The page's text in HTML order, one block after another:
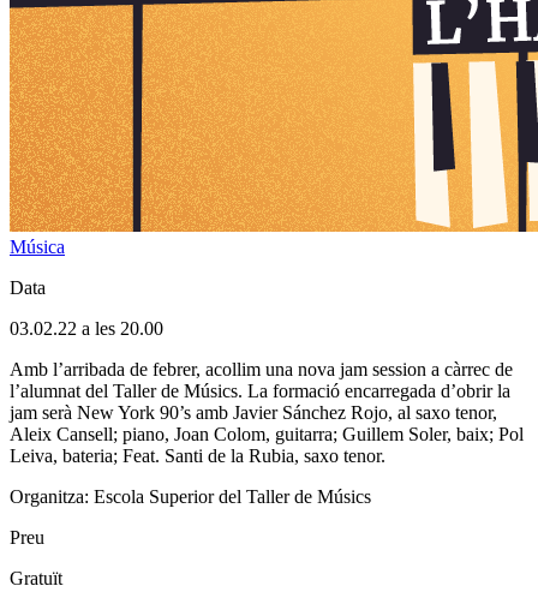
Música
Data
03.02.22 a les 20.00
Amb l’arribada de febrer, acollim una nova jam session a càrrec de
l’alumnat del Taller de Músics. La formació encarregada d’obrir la
jam serà New York 90’s amb Javier Sánchez Rojo, al saxo tenor,
Aleix Cansell; piano, Joan Colom, guitarra; Guillem Soler, baix; Pol
Leiva, bateria; Feat. Santi de la Rubia, saxo tenor.
Organitza: Escola Superior del Taller de Músics
Preu
Gratuït